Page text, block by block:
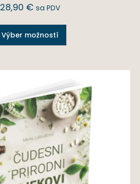
28,90 € sa PDV
Výber možností